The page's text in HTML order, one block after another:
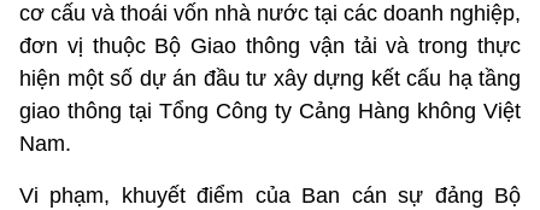
cơ cấu và thoái vốn nhà nước tại các doanh nghiệp,
đơn vị thuộc Bộ Giao thông vận tải và trong thực
hiện một số dự án đầu tư xây dựng kết cấu hạ tầng
giao thông tại Tổng Công ty Cảng Hàng không Việt
Nam.
Vi phạm, khuyết điểm của Ban cán sự đảng Bộ